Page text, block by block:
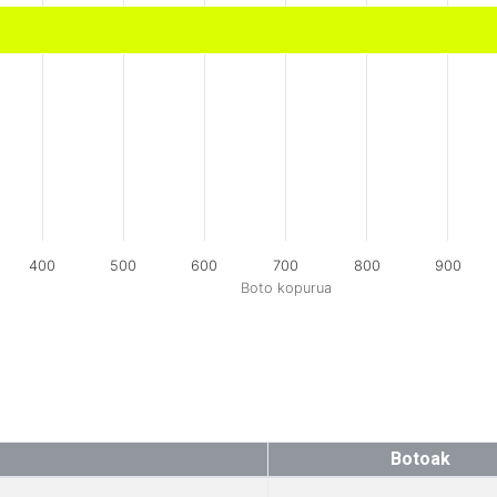
Boto kopurua
400 500 600 700 800 900
Botoak